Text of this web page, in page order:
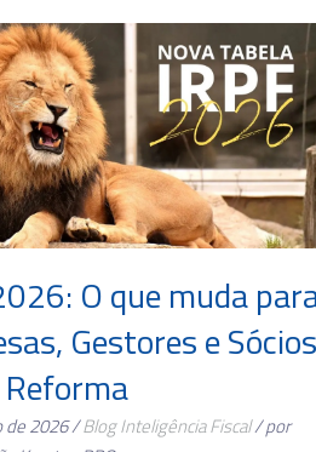
O que muda
Gestores e Sócios
de 2026 /BlogInteligência Fiscal/ por